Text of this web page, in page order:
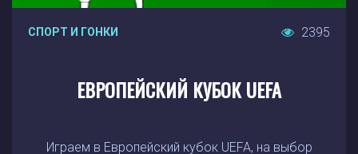
СПОРТ И ГОНКИ 2395
ЕВРОПЕЙСКИЙ КУБОК UEFA
Играем в Европейский кубок UEFA, на выбор